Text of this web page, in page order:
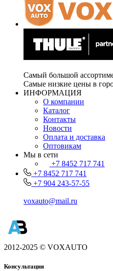
Самый большой
Самые низкие цены в
ИНФОРМАЦИЯ
О компании
Каталог
Контакты
Новости
Оплата и доставка
Оптовикам
Мы в сети
+7 8452 717 741
+7 8452 717 741
+7 904 243-57-55
voxauto@mail.ru
2012-2025 © VOXAUTO
Консультация